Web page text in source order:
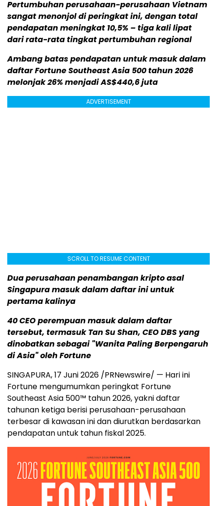
Pertumbuhan perusahaan-perusahaan Vietnam
sangat menonjol di peringkat ini, dengan total
pendapatan meningkat 10,5% – tiga kali lipat
dari rata-rata tingkat pertumbuhan regional
Ambang batas pendapatan untuk masuk dalam
daftar Fortune Southeast Asia 500 tahun 2026
melonjak 26% menjadi AS$440,6 juta
ADVERTISEMENT
SCROLL TO RESUME CONTENT
Dua perusahaan penambangan kripto asal
Singapura masuk dalam daftar ini untuk
pertama kalinya
40 CEO perempuan masuk dalam daftar
tersebut, termasuk Tan Su Shan, CEO DBS yang
dinobatkan sebagai "Wanita Paling Berpengaruh
di Asia" oleh Fortune
SINGAPURA,17 Juni 2026 /PRNewswire/ — Hari ini
Fortune mengumumkan peringkat Fortune
Southeast Asia 500™ tahun 2026, yakni daftar
tahunan ketiga berisi perusahaan-perusahaan
terbesar di kawasan ini dan diurutkan berdasarkan
pendapatan untuk tahun fiskal 2025.